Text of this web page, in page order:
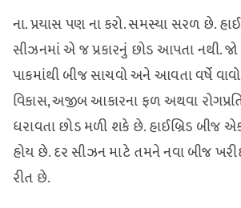
ના. પ્રયાસ પણ ના કરો. સમસ્યા સરળ છે.
સીઝનમાં એ જ પ્રકારનું છોડ આપતા નથી.
પાકમાંથી બીજ સાચવો અને આવતા વર્ષે
વિકાસ, અજીબ આકારના ફળ અથવા
ધરાવતા છોડ મળી શકે છે. હાઈબ્રિડ બીજ
હોય છે. દર સીઝન માટે તમને નવા બીજ
રીત છે.